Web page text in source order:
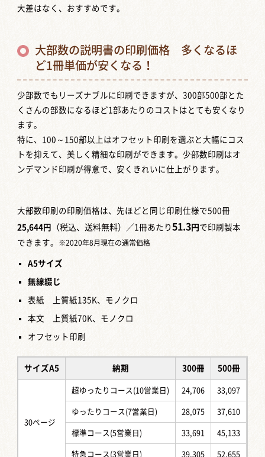
大差はなく、おすすめです。
大部数の説明書の印刷価格 多くなるほ
ど1冊単価が安くなる！
少部数でもリーズナブルに印刷できますが、300部500部とた
くさんの部数になるほど1部あたりのコストはとても安くなり
ます。
特に、100～150部以上はオフセット印刷を選ぶと大幅にコス
トを抑えて、美しく精細な印刷ができます。少部数印刷はオ
ンデマンド印刷が得意で、安くきれいに仕上がります。
大部数印刷の印刷価格は、先ほどと同じ印刷仕様で500冊
25,644円
（税込、送料無料）／1冊あたり 51.3円 で印刷製本
できます。
※2020年8月現在の通常価格
A5サイズ
無線綴じ
表紙 上質紙135K、モノクロ
本文 上質紙70K、モノクロ
オフセット印刷
サイズA5 納期 300冊 500冊
30ページ
超ゆったりコース(10営業日) 24,706 33,097
ゆったりコース(7営業日) 28,075 37,610
標準コース(5営業日) 33,691 45,133
特急コース(3営業日) 39,305 52,655